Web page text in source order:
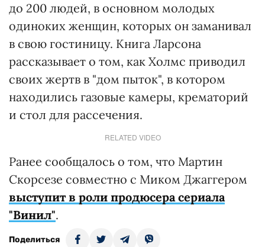
до 200 людей, в основном молодых
одиноких женщин, которых он заманивал
в свою гостиницу. Книга Ларсона
рассказывает о том, как Холмс приводил
своих жертв в "дом пыток", в котором
находились газовые камеры, крематорий
и стол для рассечения.
RELATED VIDEO
Ранее сообщалось о том, что Мартин
Скорсезе совместно с Миком Джаггером
выступит в роли продюсера сериала
"Винил".
Поделиться